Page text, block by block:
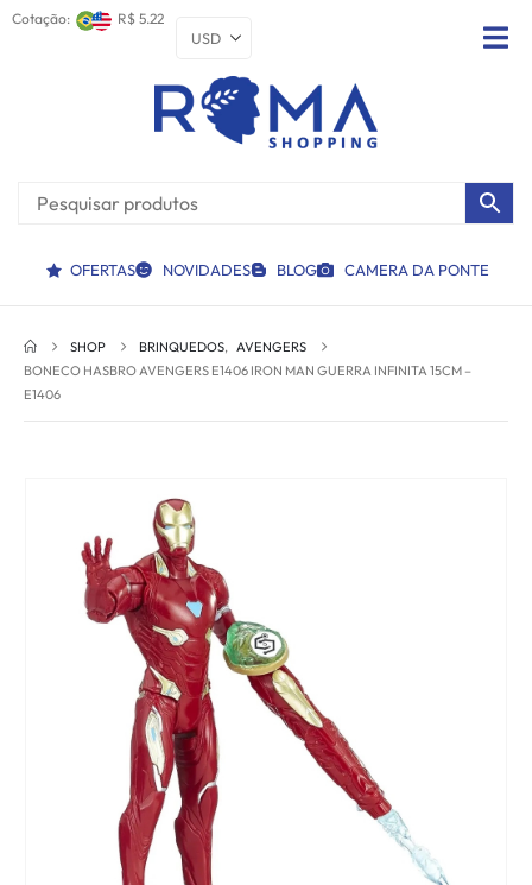
Cotação: R$ 5.22
OFERTAS NOVIDADES BLOG CAMERA DA PONTE
SHOP BRINQUEDOS, AVENGERS
BONECO HASBRO AVENGERS E1406 IRON MAN GUERRA INFINITA 15CM –
E1406